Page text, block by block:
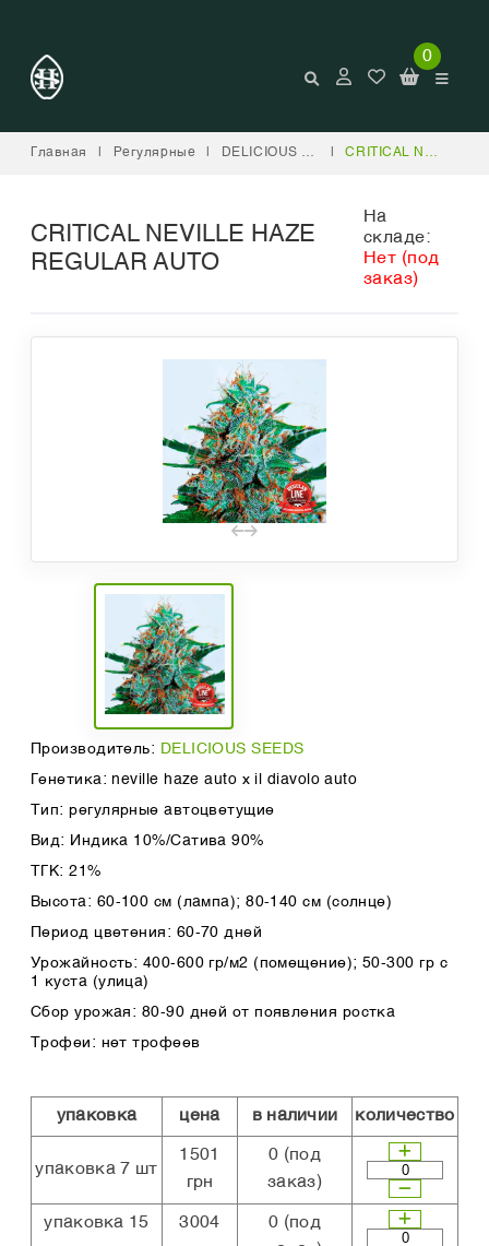
0
Главная Регулярные DELICIOUS SEEDS CRITICAL NEVILLE HAZE REGULAR AUTO
CRITICAL NEVILLE HAZE
REGULAR AUTO
На
складе:
Нет (под
заказ)
Производитель: DELICIOUS SEEDS
Генетика: neville haze auto x il diavolo auto
Тип: регулярные автоцветущие
Вид: Индика 10%/Сатива 90%
ТГК: 21%
Высота: 60-100 см (лампа); 80-140 см (солнце)
Период цветения: 60-70 дней
Урожайность: 400-600 гр/м2 (помещение); 50-300 гр с
1 куста (улица)
Сбор урожая: 80-90 дней от появления ростка
Трофеи: нет трофеев
упаковка цена в наличии количество
упаковка 7 шт
1501
грн
0 (под
заказ)
упаковка 15
3004
0 (под